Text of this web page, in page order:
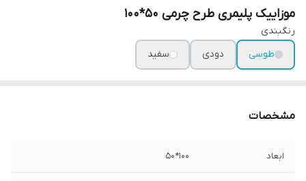
موزاییک پلیمری طرح چرمی 50*100
رنگبندی
طوسی
دودی سفید
مشخصات
ابعاد 100*50